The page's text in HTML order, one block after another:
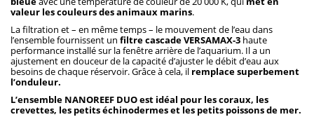
valeur les couleurs des animaux marins.
La filtration et – en même temps – le mouvement de l’eau dans
l’ensemble fournissent un filtre cascade VERSAMAX-3 haute
performance installé sur la fenêtre arrière de l’aquarium. Il a un
ajustement en douceur de la capacité d’ajuster le débit d’eau aux
besoins de chaque réservoir. Grâce à cela, il remplace superbement
l’onduleur.
L’ensemble NANOREEF DUO est idéal pour les coraux, les
crevettes, les petits échinodermes et les petits poissons de mer.